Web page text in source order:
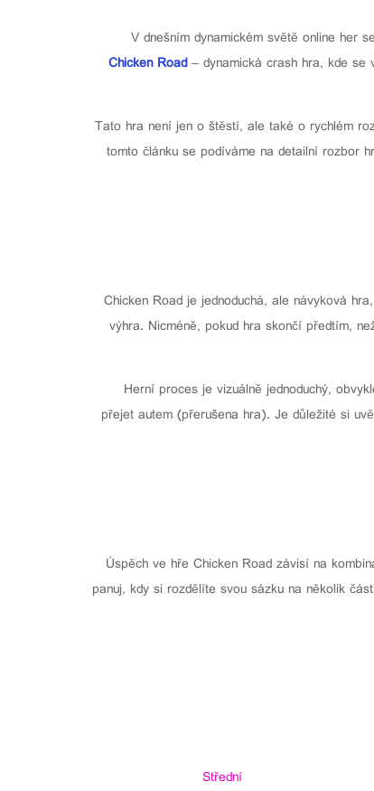
V dnešním dynamickém světě online her
Chicken Road– dynamická crash hra, kde se
Tato hra není jen o štěstí, ale také o rychlém
tomto článku se podíváme na detailní rozbor
Chicken Road je jednoduchá, ale návyková
výhra. Nicméně, pokud hra skončí předtím,
Herní proces je vizuálně jednoduchý,
přejet autem (přerušena hra). Je důležité si
Úspěch ve hře Chicken Road závisí na
panuj, kdy si rozdělíte svou sázku na několik
Střední